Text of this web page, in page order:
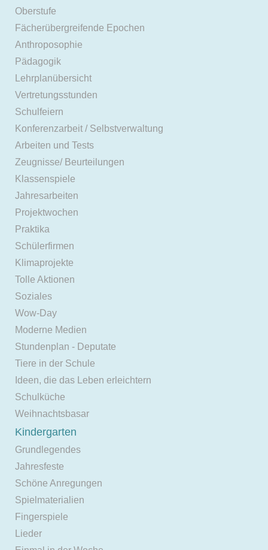
Oberstufe
Fächerübergreifende Epochen
Anthroposophie
Pädagogik
Lehrplanübersicht
Vertretungsstunden
Schulfeiern
Konferenzarbeit / Selbstverwaltung
Arbeiten und Tests
Zeugnisse/ Beurteilungen
Klassenspiele
Jahresarbeiten
Projektwochen
Praktika
Schülerfirmen
Klimaprojekte
Tolle Aktionen
Soziales
Wow-Day
Moderne Medien
Stundenplan - Deputate
Tiere in der Schule
Ideen, die das Leben erleichtern
Schulküche
Weihnachtsbasar
Kindergarten
Grundlegendes
Jahresfeste
Schöne Anregungen
Spielmaterialien
Fingerspiele
Lieder